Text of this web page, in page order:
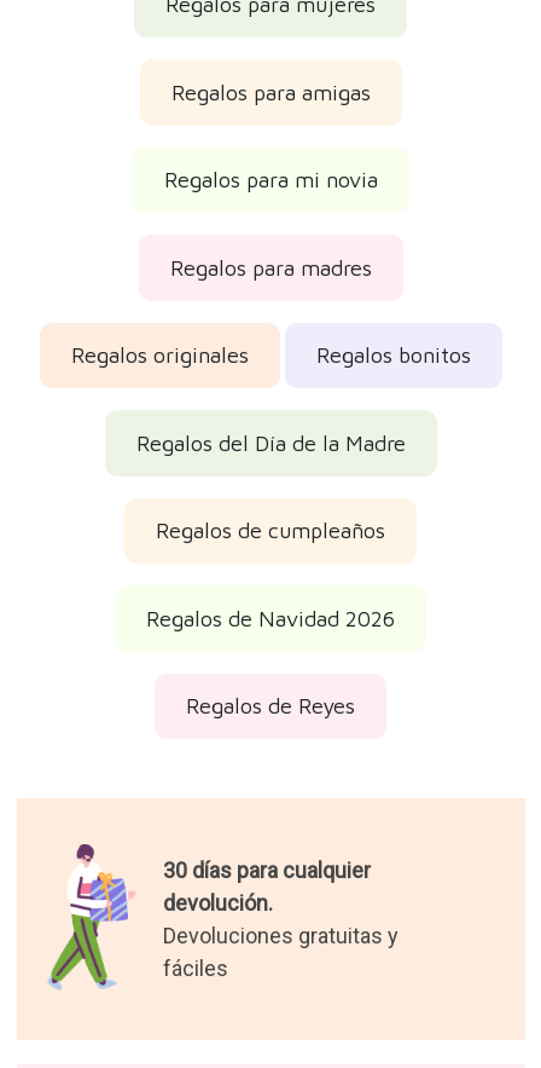
Regalos para amigas
Regalos para mi novia
Regalos para madres
Regalos originales Regalos bonitos
Regalos del Día de la Madre
Regalos de cumpleaños
Regalos de Navidad 2026
Regalos de Reyes
30 días para cualquier
devolución.
Devoluciones gratuitas y
fáciles